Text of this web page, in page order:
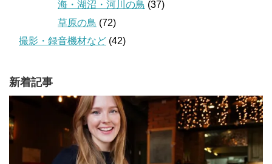
海・湖沼・河川の鳥 (37)
草原の鳥 (72)
撮影・録音機材など (42)
新着記事